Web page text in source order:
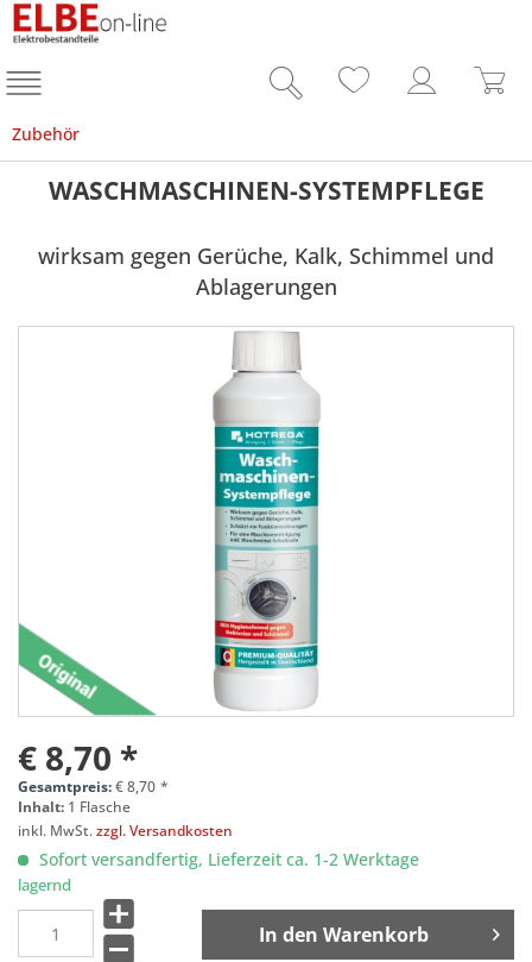
Zubehör
WASCHMASCHINEN-SYSTEMPFLEGE
wirksam gegen Gerüche, Kalk, Schimmel und
Ablagerungen
€ 8,70 *
Gesamtpreis:€8,70 *
Inhalt: 1 Flasche
inkl. MwSt.zzgl. Versandkosten
Sofort versandfertig, Lieferzeit ca. 1-2 Werktage
lagernd
In den Warenkorb